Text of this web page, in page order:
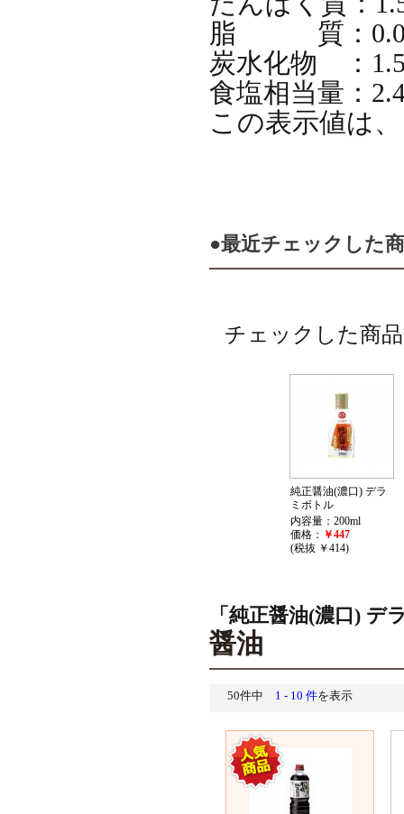
脂 質：
炭水化物 ：
食塩相当量：
この表示値は
●最近チェックした
チェックした商
純正醤油(濃口) デラ
ミボトル
内容量：200ml
価格： ￥447
(税抜 ￥414)
「純正醤油(濃口) デ
醤油
50件中 1 - 10 件を表示